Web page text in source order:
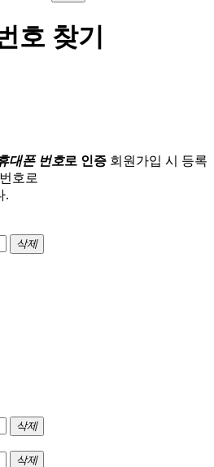
호 찾기
대폰 번호로 인증 회원가입 시 등록
호로
.
삭제
삭제
삭제